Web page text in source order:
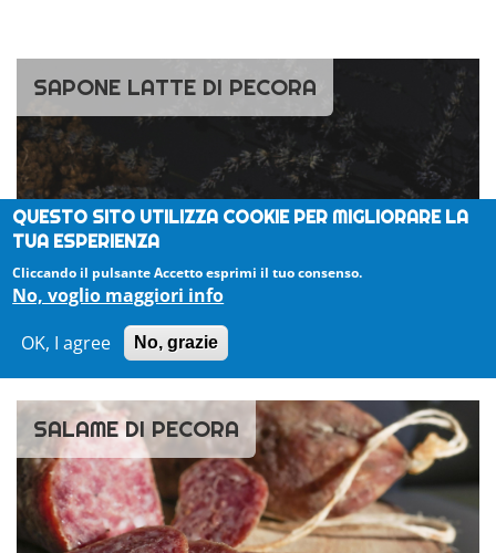
QUESTO SITO UTILIZZA COOKIE PER MIGLIORARE LA
TUA ESPERIENZA
Cliccando il pulsante Accetto esprimi il tuo consenso.
No, voglio maggiori info
OK, I agree
No, grazie
SAPONE LATTE DI PECORA
SCOPRI
SALAME DI PECORA